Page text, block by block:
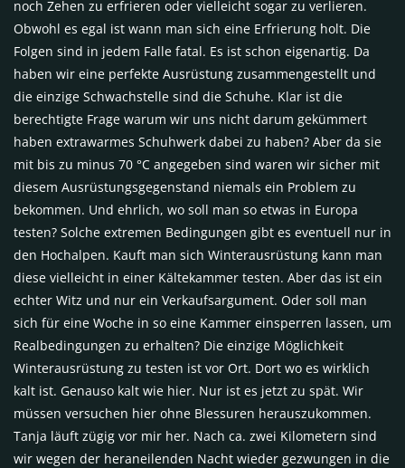
noch Zehen zu erfrieren oder vielleicht sogar zu verlieren.
Obwohl es egal ist wann man sich eine Erfrierung holt. Die
Folgen sind in jedem Falle fatal. Es ist schon eigenartig. Da
haben wir eine perfekte Ausrüstung zusammengestellt und
die einzige Schwachstelle sind die Schuhe. Klar ist die
berechtigte Frage warum wir uns nicht darum gekümmert
haben extrawarmes Schuhwerk dabei zu haben? Aber da sie
mit bis zu minus 70 °C angegeben sind waren wir sicher mit
diesem Ausrüstungsgegenstand niemals ein Problem zu
bekommen. Und ehrlich, wo soll man so etwas in Europa
testen? Solche extremen Bedingungen gibt es eventuell nur in
den Hochalpen. Kauft man sich Winterausrüstung kann man
diese vielleicht in einer Kältekammer testen. Aber das ist ein
echter Witz und nur ein Verkaufsargument. Oder soll man
sich für eine Woche in so eine Kammer einsperren lassen, um
Realbedingungen zu erhalten? Die einzige Möglichkeit
Winterausrüstung zu testen ist vor Ort. Dort wo es wirklich
kalt ist. Genauso kalt wie hier. Nur ist es jetzt zu spät. Wir
müssen versuchen hier ohne Blessuren herauszukommen.
Tanja läuft zügig vor mir her. Nach ca. zwei Kilometern sind
wir wegen der heraneilenden Nacht wieder gezwungen in die